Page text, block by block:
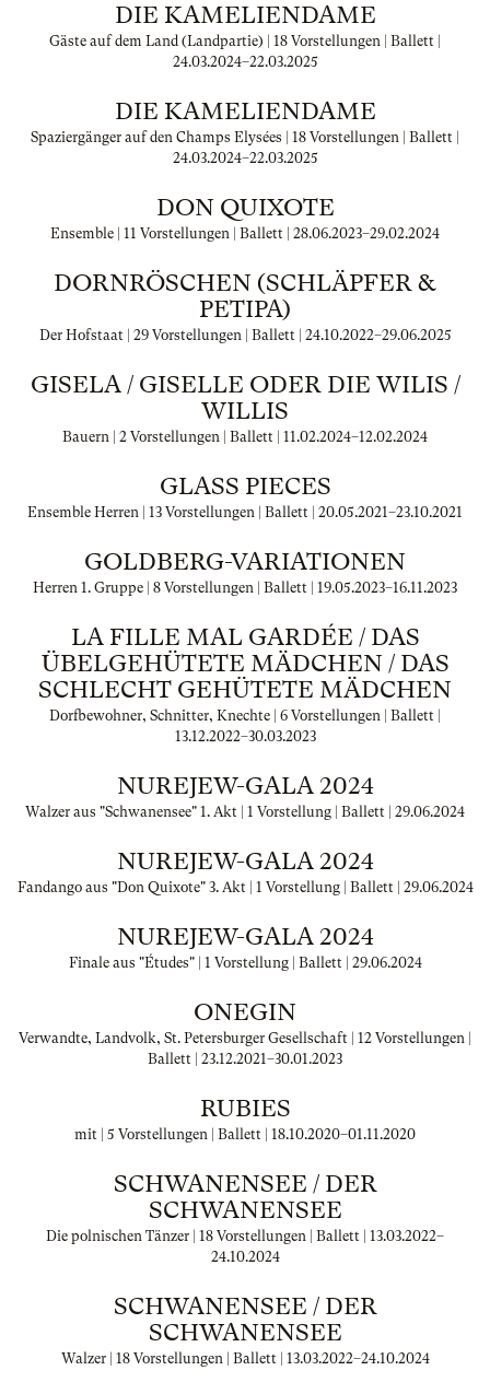
DIE KAMELIENDAME
Gäste auf dem Land (Landpartie) | 18 Vorstellungen | Ballett |
24.03.2024–22.03.2025
DIE KAMELIENDAME
Spaziergänger auf den Champs Elysées | 18 Vorstellungen | Ballett |
24.03.2024–22.03.2025
DON QUIXOTE
Ensemble | 11 Vorstellungen | Ballett | 28.06.2023–29.02.2024
DORNRÖSCHEN (SCHLÄPFER &
PETIPA)
Der Hofstaat | 29 Vorstellungen | Ballett | 24.10.2022–29.06.2025
GISELA / GISELLE ODER DIE WILIS /
WILLIS
Bauern | 2 Vorstellungen | Ballett | 11.02.2024–12.02.2024
GLASS PIECES
Ensemble Herren | 13 Vorstellungen | Ballett | 20.05.2021–23.10.2021
GOLDBERG-VARIATIONEN
Herren 1. Gruppe | 8 Vorstellungen | Ballett | 19.05.2023–16.11.2023
LA FILLE MAL GARDÉE / DAS
ÜBELGEHÜTETE MÄDCHEN / DAS
SCHLECHT GEHÜTETE MÄDCHEN
Dorfbewohner, Schnitter, Knechte | 6 Vorstellungen | Ballett |
13.12.2022–30.03.2023
NUREJEW-GALA 2024
Walzer aus "Schwanensee" 1. Akt | 1 Vorstellung | Ballett | 29.06.2024
NUREJEW-GALA 2024
Fandango aus "Don Quixote" 3. Akt | 1 Vorstellung | Ballett | 29.06.2024
NUREJEW-GALA 2024
Finale aus "Études" | 1 Vorstellung | Ballett | 29.06.2024
ONEGIN
Verwandte, Landvolk, St. Petersburger Gesellschaft | 12 Vorstellungen |
Ballett | 23.12.2021–30.01.2023
RUBIES
mit | 5 Vorstellungen | Ballett | 18.10.2020–01.11.2020
SCHWANENSEE / DER
SCHWANENSEE
Die polnischen Tänzer | 18 Vorstellungen | Ballett | 13.03.2022–
24.10.2024
SCHWANENSEE / DER
SCHWANENSEE
Walzer | 18 Vorstellungen | Ballett | 13.03.2022–24.10.2024